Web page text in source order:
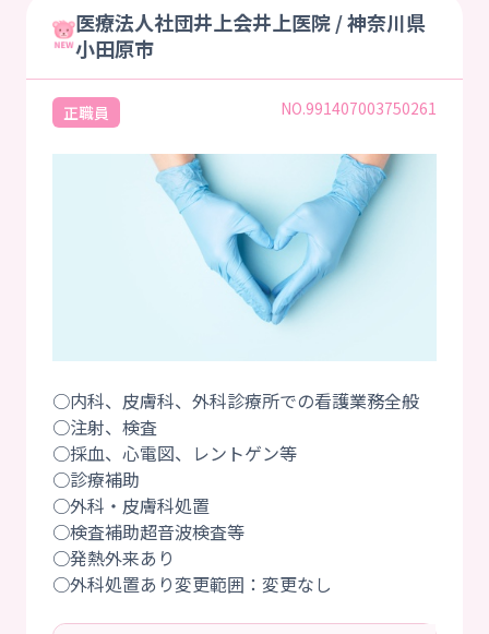
医療法人社団井上会井上医院 / 神奈川県
小田原市
正職員 NO.991407003750261
○内科、皮膚科、外科診療所での看護業務全般
○注射、検査
○採血、心電図、レントゲン等
○診療補助
○外科・皮膚科処置
○検査補助超音波検査等
○発熱外来あり